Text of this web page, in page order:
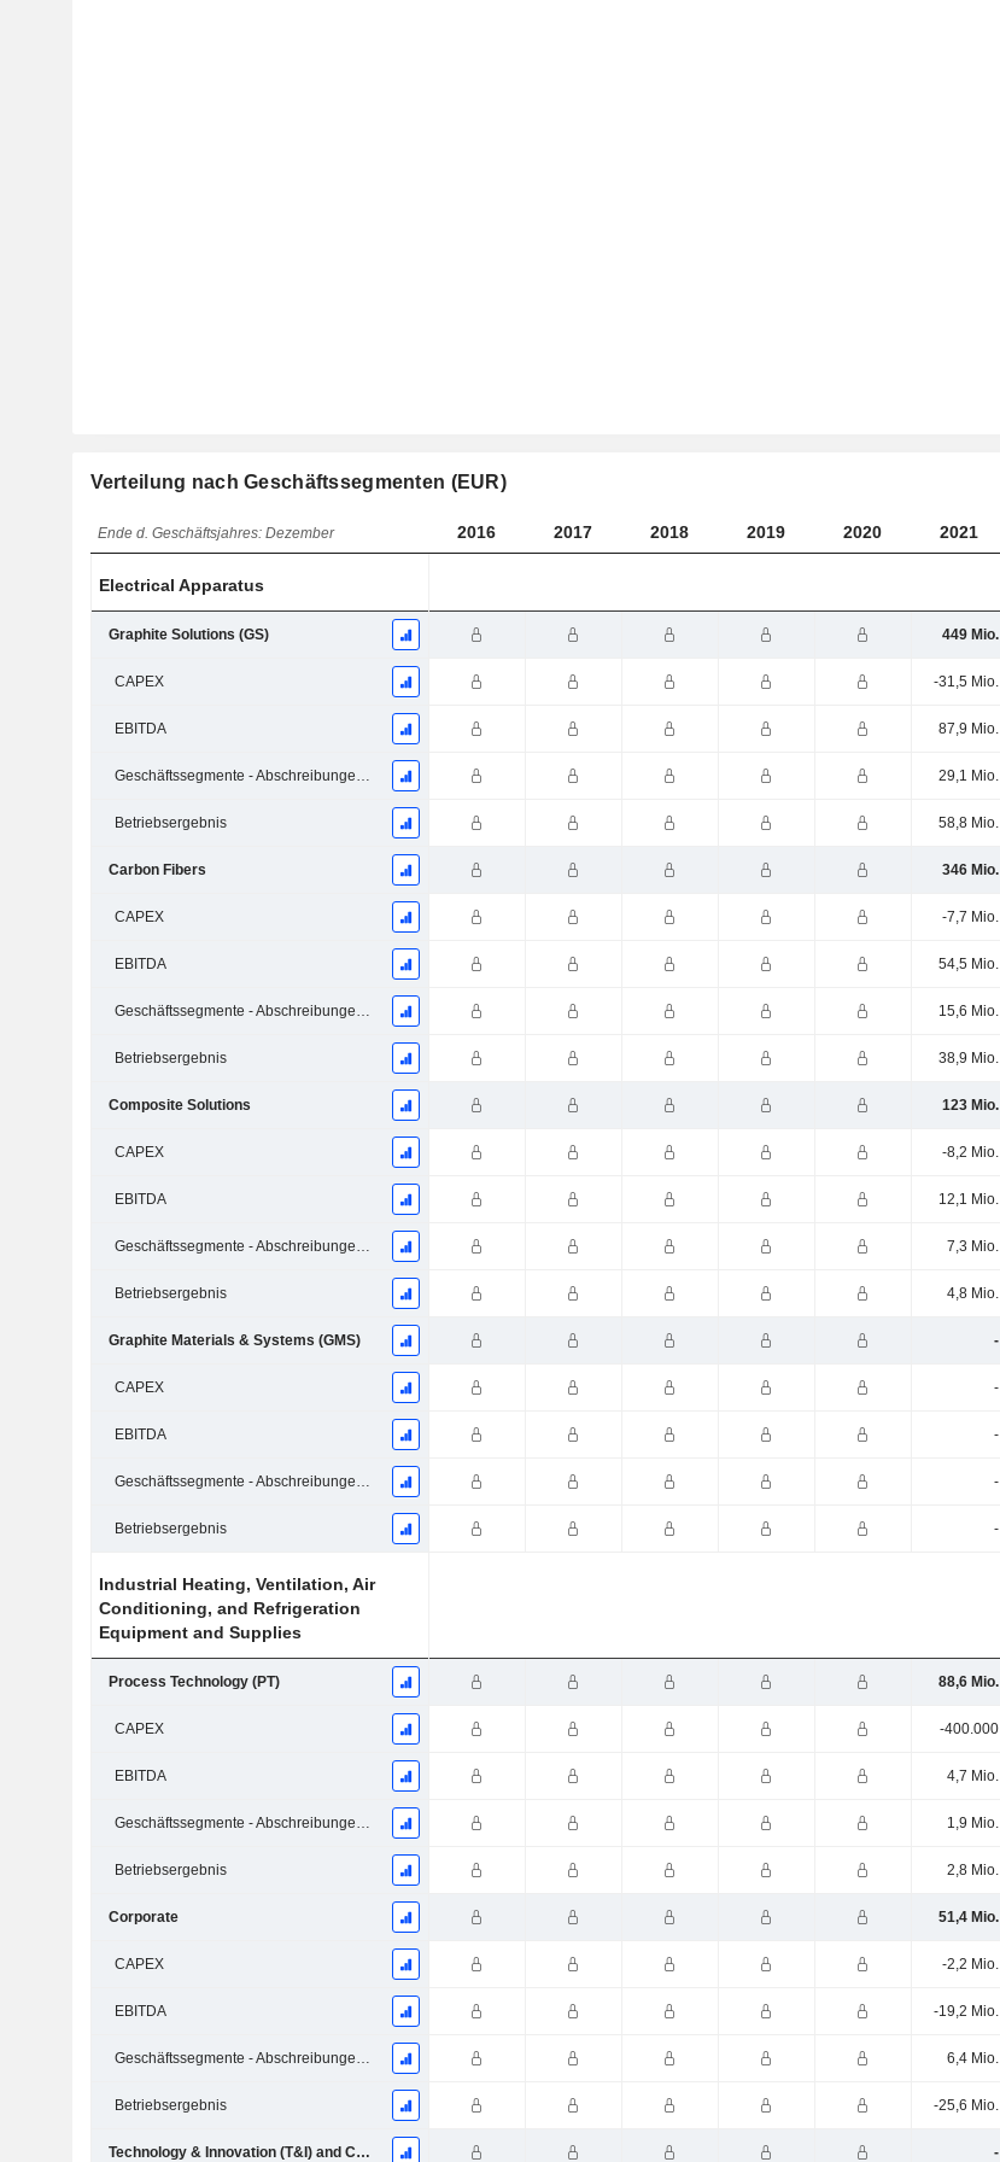
Verteilung nach Geschäftssegmenten (EUR)
Ende d. Geschäftsjahres: Dezember 2016 2017 2018 2019 2020 2021
Electrical Apparatus
Graphite Solutions (GS) 449 Mio.
CAPEX -31,5 Mio.
EBITDA 87,9 Mio.
Geschäftssegmente - Abschreibungen und Wertminderungen 29,1 Mio.
Betriebsergebnis 58,8 Mio.
Carbon Fibers 346 Mio.
CAPEX -7,7 Mio.
EBITDA 54,5 Mio.
Geschäftssegmente - Abschreibungen und Wertminderungen 15,6 Mio.
Betriebsergebnis 38,9 Mio.
Composite Solutions 123 Mio.
CAPEX -8,2 Mio.
EBITDA 12,1 Mio.
Geschäftssegmente - Abschreibungen und Wertminderungen 7,3 Mio.
Betriebsergebnis 4,8 Mio.
Graphite Materials & Systems (GMS) -
CAPEX -
EBITDA -
Geschäftssegmente - Abschreibungen und Wertminderungen -
Betriebsergebnis -
Industrial Heating, Ventilation, Air
Conditioning, and Refrigeration
Equipment and Supplies
Process Technology (PT) 88,6 Mio.
CAPEX -400.000
EBITDA 4,7 Mio.
Geschäftssegmente - Abschreibungen und Wertminderungen 1,9 Mio.
Betriebsergebnis 2,8 Mio.
Corporate 51,4 Mio.
CAPEX -2,2 Mio.
EBITDA -19,2 Mio.
Geschäftssegmente - Abschreibungen und Wertminderungen 6,4 Mio.
Betriebsergebnis -25,6 Mio.
Technology & Innovation (T&I) and Corporate -